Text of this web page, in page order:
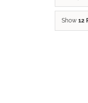
Show 12